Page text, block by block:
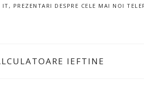
PREZENTARI DESPRE CELE MAI NOI
IEFTINE